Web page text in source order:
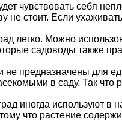
чувствовать себя
не стоит. Если
легко. Можно
садоводы также
не предназначены для
в саду. Так что
иногда используют в
что растение